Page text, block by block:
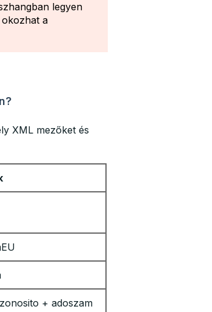
legyen
okozhat a
XML mezőket és
+ adoszam